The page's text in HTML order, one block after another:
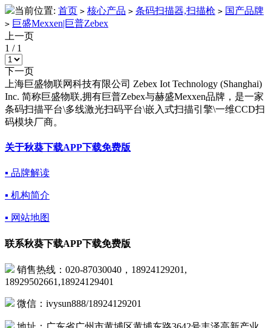
当前位置: 首页 > 核心产品 > 条码扫描器,扫描枪 > 国产品牌
> 巨盛Mexxen|巨普Zebex
上一页
1 / 1
下一页
上海巨盛物联网科技有限公司 Zebex Iot Technology (Shanghai)
Inc. 简称巨盛物联,拥有巨普Zebex与赫盛Mexxen品牌，是一家
条码扫描平台\多线激光扫码平台\嵌入式扫描引擎\一维CCD扫
码模块厂商。
关于秋葵下载APP下载免费版
▪ 品牌解读
▪ 机构简介
▪ 网站地图
联系秋葵下载APP下载免费版
销售热线：020-87030040，18924129201,
18929502661,18924129401
微信：ivysun888/18924129201